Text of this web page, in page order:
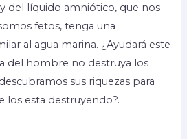
del líquido amniótico, que nos
fetos, tenga una
al agua marina. ¿Ayudará este
del hombre no destruya los
sus riquezas para
los esta destruyendo?.